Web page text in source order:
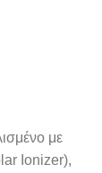
με
Ionizer),